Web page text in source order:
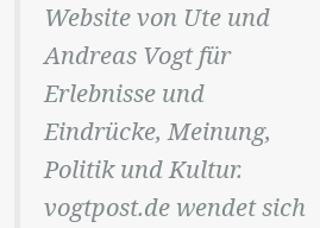
Website von Ute und
Andreas Vogt für
Erlebnisse und
Eindrücke, Meinung,
Politik und Kultur.
vogtpost.de wendet sich